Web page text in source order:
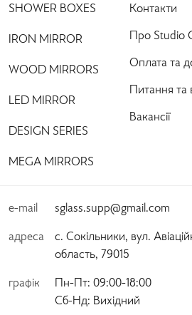
SHOWER BOXES
IRON MIRROR
WOOD MIRRORS
LED MIRROR
DESIGN SERIES
MEGA MIRRORS
Контакти
Про Studio
Оплата та
Питання та
Вакансії
e-mail sglass.supp@gmail.com
адреса
с. Сокільники, вул.
область, 79015
графік Пн-Пт: 09:00-18:00
Сб-Нд: Вихідний